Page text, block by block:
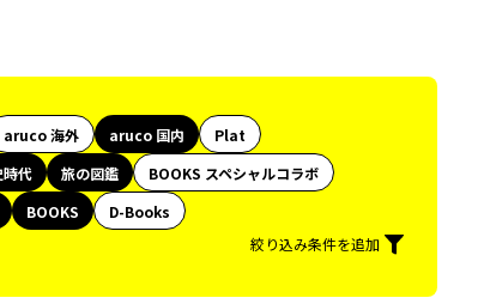
aruco 海外 aruco 国内
Plat
時代 旅の図鑑
BOOKS スペシャルコラボ
BOOKS
D-Books
絞り込み条件を追加